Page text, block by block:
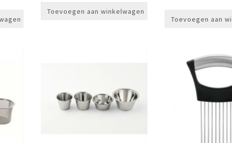
Toevoegen aan winkelwagen
Toevoegen aan